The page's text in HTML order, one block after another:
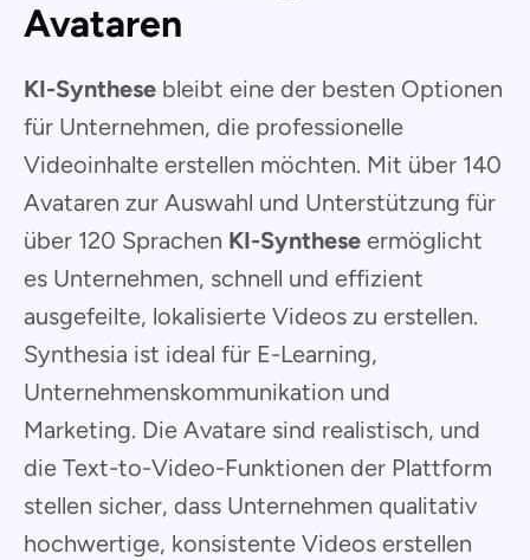
Avataren
KI-Synthese bleibt eine der besten Optionen
für Unternehmen, die professionelle
Videoinhalte erstellen möchten. Mit über 140
Avataren zur Auswahl und Unterstützung für
über 120 Sprachen KI-Synthese ermöglicht
es Unternehmen, schnell und effizient
ausgefeilte, lokalisierte Videos zu erstellen.
Synthesia ist ideal für E-Learning,
Unternehmenskommunikation und
Marketing. Die Avatare sind realistisch, und
die Text-to-Video-Funktionen der Plattform
stellen sicher, dass Unternehmen qualitativ
hochwertige, konsistente Videos erstellen